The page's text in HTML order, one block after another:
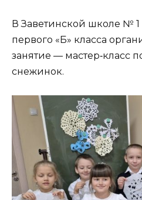
В Заветинской школе № 1
первого «Б» класса
занятие — мастер‑класс
снежинок.